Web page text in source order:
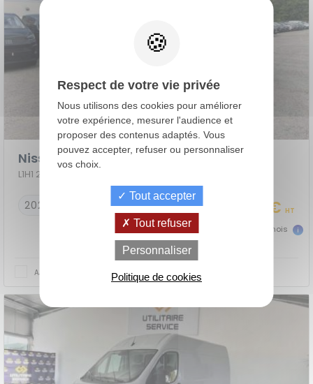
de
votreLe crédit
classique
Nissan Primastar Fourgon
L1H1 2T8 2.0 DCI 170 S/S BVA9 TEKNA
2026 30 490 € HT
TTC/mois
AJOUTER AU COMPARATEUR
Respect de votre vie privée
Nous utilisons des cookies pour améliorer
votre expérience, mesurer l'audience et
proposer des contenus adaptés. Vous
pouvez accepter, refuser ou personnaliser
vos choix.
Tout accepter
Tout refuser
Personnaliser
Politique de cookies